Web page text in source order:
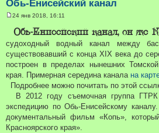
Обь-Енисейский канал
о
о
б
щ
е
н
е
24 янв 2018, 16:11
Обь-Енисейский канал, он же
судоходный водный канал между
существовавший с конца XIX века до
построен в пределах нынешних
края. Примерная середина канала на
Подробнее можно почитать по этой
В 2012 году съемочная группа ГТРК
экспедицию по Обь-Енисейскому
документальный фильм «Копь»,
Красноярского края».